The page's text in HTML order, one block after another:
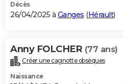
Décès
26/04/2025 à Ganges (Hérault)
Anny FOLCHER (77 ans)
Créer une cagnotte obsèques
Naissance